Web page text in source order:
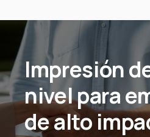
Impresión
nivel para
de alto